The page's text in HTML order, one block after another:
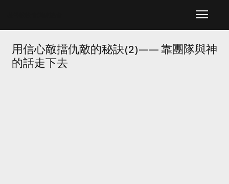
用信心敵擋仇敵的秘訣(2)—— 靠團隊與神
的話走下去